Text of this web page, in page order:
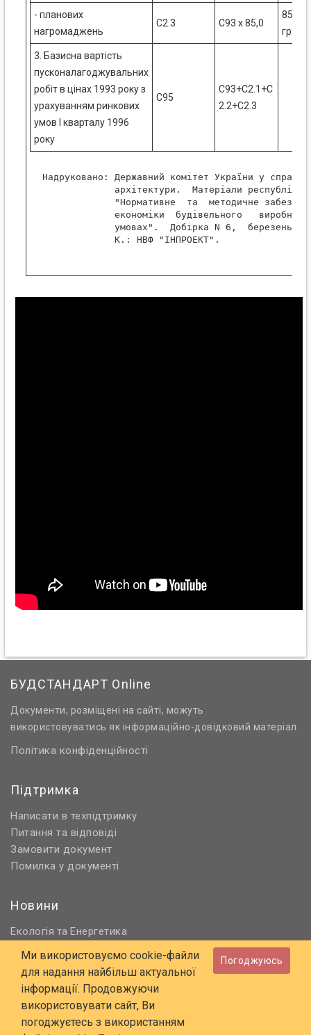
- планових
нагромаджень
С2.3 С93 х 85,0
85,0 -
3. Базисна вартість
пусконалагоджувальних
робіт в цінах 1993 року з
урахуванням ринкових
умов I кварталу 1996
року
С95
С93+С2.1+С
2.2+С2.3
Надруковано: Державний комітет України у
архітектури.  Матеріали
"Нормативне  та  методичне
економіки  будівельного
умовах".  Добірка N 6,  березень -
              К.: НВФ "ІНПРОЕКТ".
БУДСТАНДАРТ Online
Документи, розміщені на сайті, можуть
використовуватись як інформаційно-довідковий матеріал.
Політика конфіденційності
Підтримка
Написати в техпідтримку
Питання та відповіді
Замовити документ
Помилка у документі
Новини
Екологія та Енергетика
Нормативне регулювання
Будівництво та проєктування
Охорона праці та ПБ
© 2006 - 2026 Всі права захищені
E-mail: online@budstandart.com
Ми використовуємо cookie-файли
для надання найбільш актуальної
інформації. Продовжуючи
використовувати сайт, Ви
погоджуєтесь з використанням
Погоджуюсь